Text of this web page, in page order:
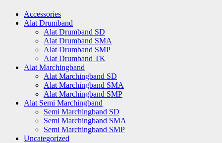
Accessories
Alat Drumband
Alat Drumband SD
Alat Drumband SMA
Alat Drumband SMP
Alat Drumband TK
Alat Marchingband
Alat Marchingband SD
Alat Marchingband SMA
Alat Marchingband SMP
Alat Semi Marchingband
Semi Marchingband SD
Semi Marchingband SMA
Semi Marchingband SMP
Uncategorized